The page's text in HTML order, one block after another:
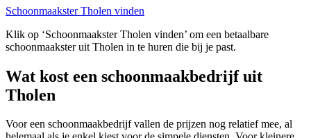
Schoonmaakster Tholen vinden
Klik op ‘Schoonmaakster Tholen vinden’ om een betaalbare
schoonmaakster uit Tholen in te huren die bij je past.
Wat kost een schoonmaakbedrijf uit
Tholen
Voor een schoonmaakbedrijf vallen de prijzen nog relatief mee, al